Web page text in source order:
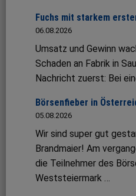
Fuchs mit starkem
06.08.2026
Umsatz und Gewinn
Schaden an Fabrik in
Nachricht zuerst: Bei
Börsenfieber in
05.08.2026
Wir sind super gut
Brandmaier! Am
die Teilnehmer des
Weststeiermark …